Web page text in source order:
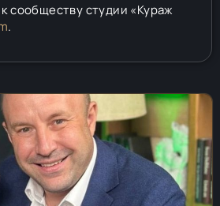
сообществу студии «Кураж
.